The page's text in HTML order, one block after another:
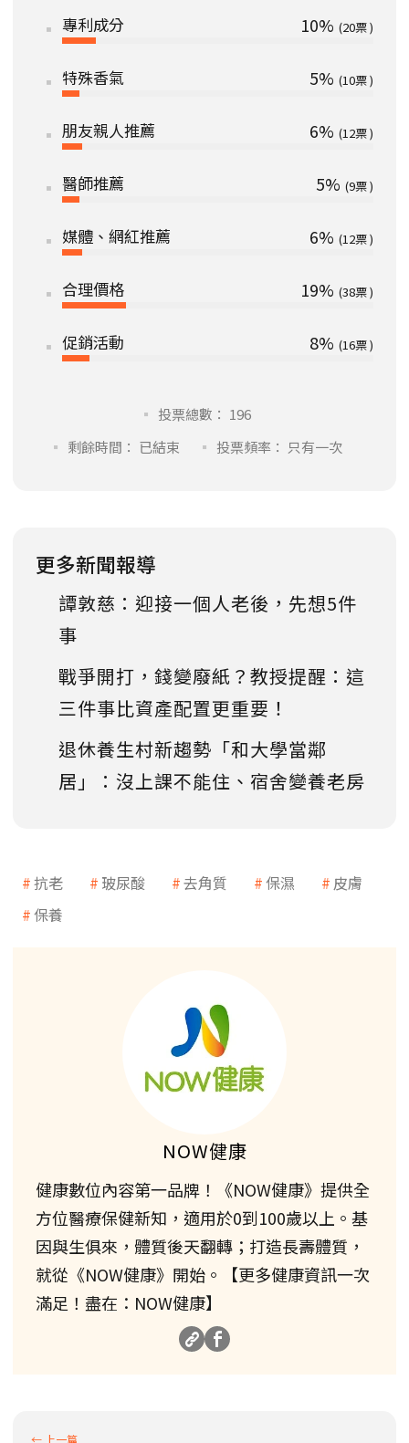
專利成分 10% 20
特殊香氣 5% 10
朋友親人推薦 6% 12
醫師推薦 5% 9
媒體、網紅推薦 6% 12
合理價格 19% 38
促銷活動 8% 16
投票總數： 196
剩餘時間： 已結束
投票頻率： 只有一次
更多新聞報導
譚敦慈：迎接一個人老後，先想5件
事
戰爭開打，錢變廢紙？教授提醒：這
三件事比資產配置更重要！
退休養生村新趨勢「和大學當鄰
居」：沒上課不能住、宿舍變養老房
抗老 玻尿酸 去角質 保濕
皮膚
保養
NOW健康
健康數位內容第一品牌！《NOW健康》提供全
方位醫療保健新知，適用於0到100歲以上。基
因與生俱來，體質後天翻轉；打造長壽體質，
就從《NOW健康》開始。【更多健康資訊一次
滿足！盡在：NOW健康】